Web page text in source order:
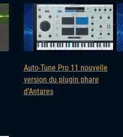
Auto-Tune Pro 11 nouvelle
version du plugin phare
d’Antares